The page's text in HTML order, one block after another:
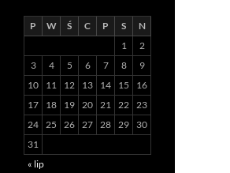
P W Ś C P S
N
1
2
3
4 5 6 7 8
9
10
11 12 13 14 15
16
17
18 19 20 21 22 23
24 25 26 27 28 29
30
31
« lip